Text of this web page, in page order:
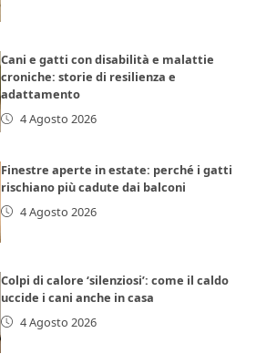
Cani e gatti con disabilità e malattie
croniche: storie di resilienza e
adattamento
4 Agosto 2026
Finestre aperte in estate: perché i gatti
rischiano più cadute dai balconi
4 Agosto 2026
Colpi di calore ‘silenziosi’: come il caldo
uccide i cani anche in casa
4 Agosto 2026